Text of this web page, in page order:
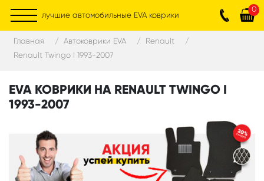
лучшие автомобильные EVA коврики
0
Главная Автоковрики EVA
Renault
Renault Twingo I 1993-2007
EVA КОВРИКИ НА RENAULT TWINGO I
1993-2007